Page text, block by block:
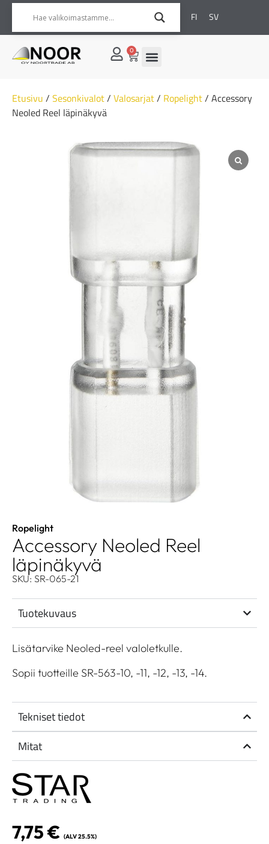
FI SV
0
Etusivu / Sesonkivalot/ Valosarjat/ Ropelight/ Accessory
Neoled Reel läpinäkyvä
Ropelight
Accessory Neoled Reel
läpinäkyvä
SKU: SR-065-21
Tuotekuvaus
Lisätarvike Neoled-reel valoletkulle.
Sopii tuotteille SR-563-10, -11, -12, -13, -14.
Tekniset tiedot
Mitat
7,75€ (ALV 25.5%)